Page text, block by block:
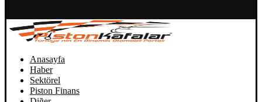
Anasayfa
Haber
Sektörel
Piston Finans